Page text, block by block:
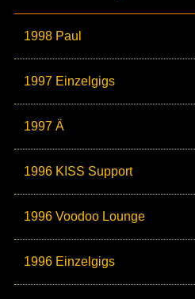
1998 Paul
1997 Einzelgigs
1997 Ä
1996 KISS Support
1996 Voodoo Lounge
1996 Einzelgigs